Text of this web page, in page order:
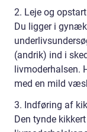
2. Leje og
Du ligger i
(andrik) ind i
livmoderhalsen.
med en mild
3. Indføring af
Den tynde